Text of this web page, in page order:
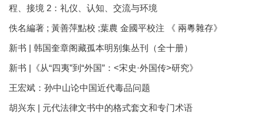
程、接境 2：礼仪、认知、交流与环境
佚名編著 ; 黃善萍點校 ;葉農 金國平校注 《 兩粵雜存》
新书 | 韩国奎章阁藏孤本明别集丛刊（全十册）
新书 |《从“四夷”到“外国”：<宋史·外国传>研究》
王宏斌：孙中山论中国近代毒品问题
胡兴东 | 元代法律文书中的格式套文和专门术语